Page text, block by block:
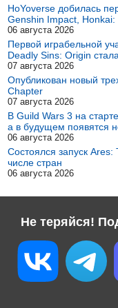
HoYoverse добилась
Genshin Impact,
06 августа 2026
Первой играбельной
Deadly Sins: Origin
07 августа 2026
Опубликован новый
Chapter
07 августа 2026
В Guild Wars 3 на
а в будущем появятся
06 августа 2026
Состоялся запуск
числе стран
06 августа 2026
Не теряйся!